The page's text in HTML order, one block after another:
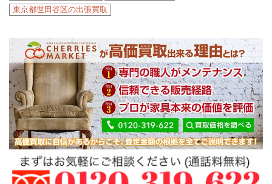
東京都世田谷区の出張買取